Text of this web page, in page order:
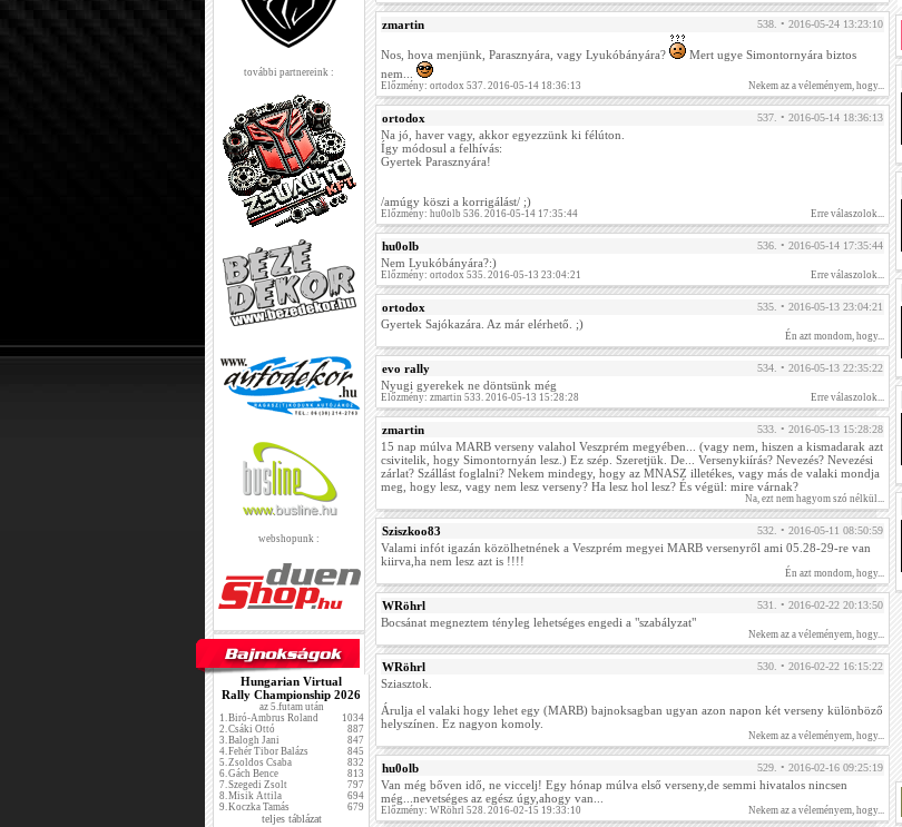
további partnereink :
webshopunk :
Hungarian Virtual
Rally Championship 2026
az 5.futam után
1.Biró-Ambrus Roland
1034
2.Csáki Ottó
887
3.Balogh Jani
847
4.Fehér Tibor Balázs
845
5.Zsoldos Csaba
832
6.Gách Bence
813
7.Szegedi Zsolt
797
8.Misik Attila
694
9.Koczka Tamás 679
teljes táblázat
zmartin 538. • 2016-05-24 13:23:10
Nos, hova menjünk, Parasznyára, vagy Lyukóbányára?
Mert ugye Simontornyára biztos
nem...
Előzmény: ortodox 537. 2016-05-14 18:36:13 Nekem az a véleményem, hogy...
ortodox 537. • 2016-05-14 18:36:13
Na jó, haver vagy, akkor egyezzünk ki félúton.
Így módosul a felhívás:
Gyertek Parasznyára!
/amúgy köszi a korrigálást/ ;)
Előzmény: hu0olb 536. 2016-05-14 17:35:44 Erre válaszolok...
hu0olb 536. • 2016-05-14 17:35:44
Nem Lyukóbányára?:)
Előzmény: ortodox 535. 2016-05-13 23:04:21 Erre válaszolok...
ortodox 535. • 2016-05-13 23:04:21
Gyertek Sajókazára. Az már elérhető. ;)
Én azt mondom, hogy...
evo rally 534. • 2016-05-13 22:35:22
Nyugi gyerekek ne döntsünk még
Előzmény: zmartin 533. 2016-05-13 15:28:28 Erre válaszolok...
zmartin 533. • 2016-05-13 15:28:28
15 nap múlva MARB verseny valahol Veszprém megyében... (vagy nem, hiszen a kismadarak azt
csivitelik, hogy Simontornyán lesz.) Ez szép. Szeretjük. De... Versenykiírás? Nevezés? Nevezési
zárlat? Szállást foglalni? Nekem mindegy, hogy az MNASZ illetékes, vagy más de valaki mondja
meg, hogy lesz, vagy nem lesz verseny? Ha lesz hol lesz? És végül: mire várnak?
Na, ezt nem hagyom szó nélkül...
Sziszkoo83 532. • 2016-05-11 08:50:59
Valami infót igazán közölhetnének a Veszprém megyei MARB versenyről ami 05.28-29-re van
kiirva,ha nem lesz azt is !!!!
Én azt mondom, hogy...
WRöhrl 531. • 2016-02-22 20:13:50
Bocsánat megneztem tényleg lehetséges engedi a "szabályzat"
Nekem az a véleményem, hogy...
WRöhrl 530. • 2016-02-22 16:15:22
Sziasztok.
Árulja el valaki hogy lehet egy (MARB) bajnoksagban ugyan azon napon két verseny különböző
helyszínen. Ez nagyon komoly.
Nekem az a véleményem, hogy...
hu0olb 529. • 2016-02-16 09:25:19
Van még bőven idő, ne viccelj! Egy hónap múlva első verseny,de semmi hivatalos nincsen
még...nevetséges az egész úgy,ahogy van...
Előzmény: WRöhrl 528. 2016-02-15 19:33:10 Nekem az a véleményem, hogy...